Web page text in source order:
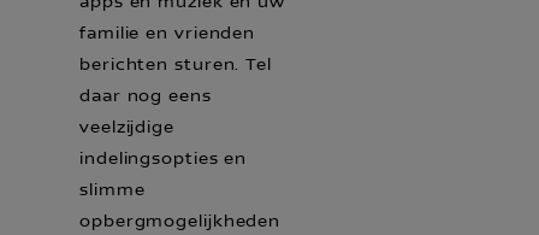
familie en vrienden
berichten sturen. Tel
daar nog eens
veelzijdige
indelingsopties en
slimme
opbergmogelijkheden